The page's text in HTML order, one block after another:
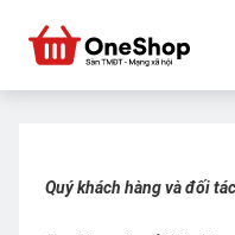
Quý khách hàng và đối